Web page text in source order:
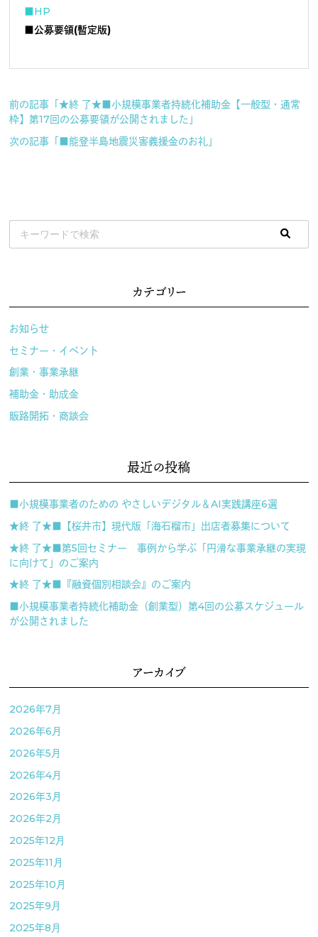
■HP
■公募要領(暫定版)
前の記事「★終 了★■小規模事業者持続化補助金【一般型・通常
枠】第17回の公募要領が公開されました」
次の記事「■能登半島地震災害義援金のお礼」
カテゴリー
お知らせ
セミナー・イベント
創業・事業承継
補助金・助成金
販路開拓・商談会
最近の投稿
■小規模事業者のための やさしいデジタル＆AI実践講座6選
★終 了★■【桜井市】現代版「海石榴市」出店者募集について
★終 了★■第5回セミナー 事例から学ぶ「円滑な事業承継の実現
に向けて」のご案内
★終 了★■『融資個別相談会』のご案内
■小規模事業者持続化補助金（創業型）第4回の公募スケジュール
が公開されました
アーカイブ
2026年7月
2026年6月
2026年5月
2026年4月
2026年3月
2026年2月
2025年12月
2025年11月
2025年10月
2025年9月
2025年8月